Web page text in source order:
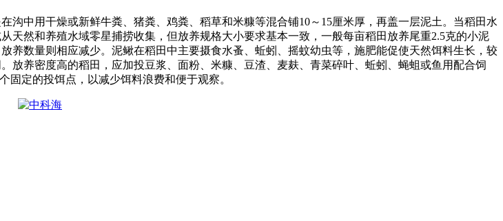
沟中用干燥或新鲜牛粪、猪粪、鸡粪、稻草和米糠等混合铺10～ 15厘米厚，再盖一层泥土。当稻田水
天然和养殖水域零星捕捞收集，但放养规格大小要求基本一致，一般每亩稻田放养尾重2.5克的小泥
养数量则相应减少。泥鳅在稻田中主要摄食水蚤、蚯蚓、摇蚊幼虫等，施肥能促使天然饵料生长，较
养密度高的稻田，应加投豆浆、面粉、米糠、豆渣、麦麸、青菜碎叶、蚯蚓、蝇蛆或鱼用配合饲
固定的投饵点，以减少饵料浪费和便于观察。